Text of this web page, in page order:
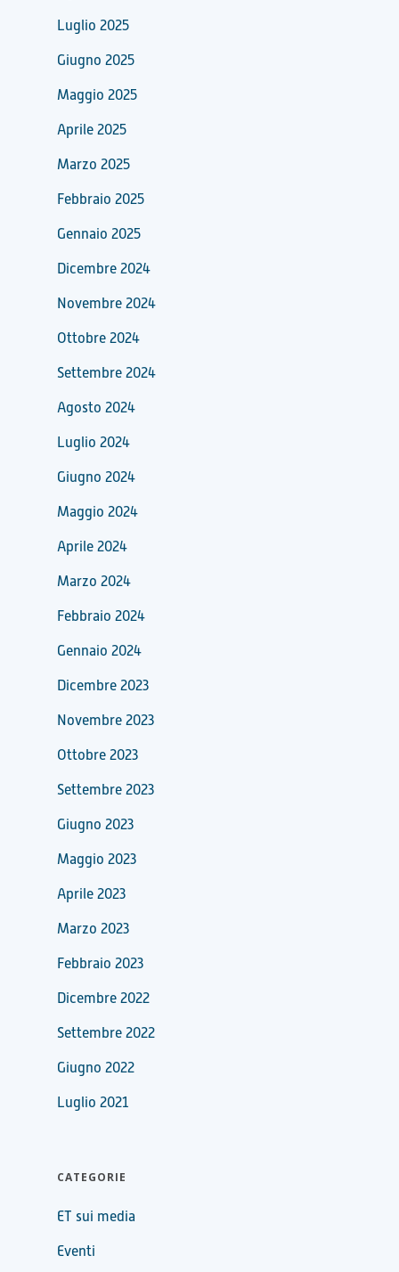
Luglio 2025
Giugno 2025
Maggio 2025
Aprile 2025
Marzo 2025
Febbraio 2025
Gennaio 2025
Dicembre 2024
Novembre 2024
Ottobre 2024
Settembre 2024
Agosto 2024
Luglio 2024
Giugno 2024
Maggio 2024
Aprile 2024
Marzo 2024
Febbraio 2024
Gennaio 2024
Dicembre 2023
Novembre 2023
Ottobre 2023
Settembre 2023
Giugno 2023
Maggio 2023
Aprile 2023
Marzo 2023
Febbraio 2023
Dicembre 2022
Settembre 2022
Giugno 2022
Luglio 2021
CATEGORIE
ET sui media
Eventi